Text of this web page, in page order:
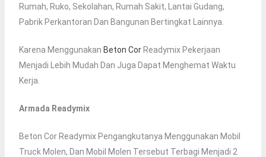
Rumah, Ruko, Sekolahan, Rumah Sakit, Lantai Gudang,
Pabrik Perkantoran Dan Bangunan Bertingkat Lainnya.
Karena Menggunakan Beton CorReadymix Pekerjaan
Menjadi Lebih Mudah Dan Juga Dapat Menghemat Waktu
Kerja.
Armada Readymix
Beton Cor Readymix Pengangkutanya Menggunakan Mobil
Truck Molen, Dan Mobil Molen Tersebut Terbagi Menjadi 2